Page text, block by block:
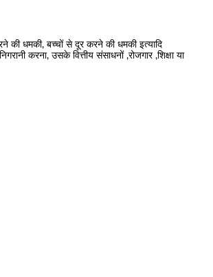
की धमकी, बच्चों से दूर करने की धमकी इत्यादि
करना, उसके वित्तीय संसाधनों ,रोजगार ,शिक्षा या